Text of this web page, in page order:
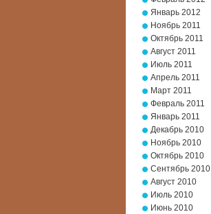
Январь 2012
Ноябрь 2011
Октябрь 2011
Август 2011
Июль 2011
Апрель 2011
Март 2011
Февраль 2011
Январь 2011
Декабрь 2010
Ноябрь 2010
Октябрь 2010
Сентябрь 2010
Август 2010
Июль 2010
Июнь 2010